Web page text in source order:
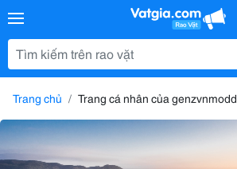
Trang chủ Trang cá nhân của genzvnmodd